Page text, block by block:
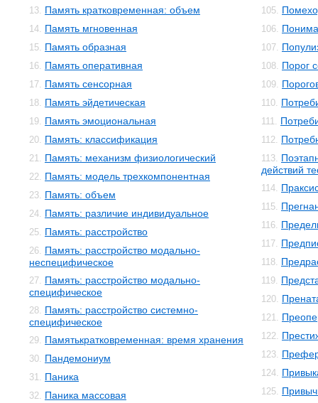
13. Память кратковременная: объем
14. Память мгновенная
15. Память образная
16. Память оперативная
17. Память сенсорная
18. Память эйдетическая
19. Память эмоциональная
20. Память: классификация
21. Память: механизм физиологический
22. Память: модель трехкомпонентная
23. Память: объем
24. Память: различие индивидуальное
25. Память: расстройство
26. Память: расстройство модально-
неспецифическое
27. Память: расстройство модально-
специфическое
28. Память: расстройство системно-
специфическое
29. Памятькратковременная: время хранения
30. Пандемониум
31. Паника
32. Паника массовая
105.
106.
107.
108. Порог
109.
110.
111.
112.
113.
действий
114.
115.
116.
117.
118.
119.
120.
121.
122.
123.
124.
125.